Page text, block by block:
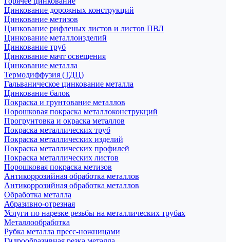
Цинкование дорожных конструкций
Цинкование метизов
Цинкование рифленых листов и листов ПВЛ
Цинкование металлоизделий
Цинкование труб
Цинкование мачт освещения
Цинкование металла
Термодиффузия (ТДЦ)
Гальваническое цинкование металла
Цинкование балок
Покраска и грунтование металлов
Порошковая покраска металлоконструкций
Прогрунтовка и окраска металлов
Покраска металлических труб
Покраска металлических изделий
Покраска металлических профилей
Покраска металлических листов
Порошковая покраска метизов
Антикоррозийная обработка металлов
Антикоррозийная обработка металлов
Обработка металла
Абразивно-отрезная
Услуги по нарезке резьбы на металлических трубах
Металлообработка
Рубка металла пресс-ножницами